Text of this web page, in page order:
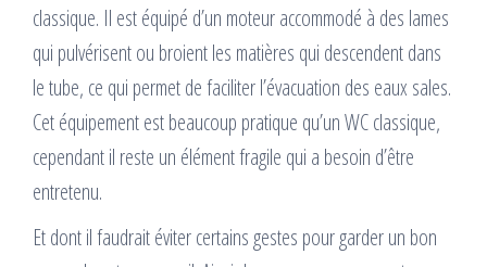
classique. Il est équipé d’un moteur accommodé à des lames
qui pulvérisent ou broient les matières qui descendent dans
le tube, ce qui permet de faciliter l’évacuation des eaux sales.
Cet équipement est beaucoup pratique qu’un WC classique,
cependant il reste un élément fragile qui a besoin d’être
entretenu.
Et dont il faudrait éviter certains gestes pour garder un bon